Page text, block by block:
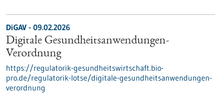
DiGAV - 09.02.2026
Digitale Gesundheitsanwendungen-
Verordnung
https://regulatorik-gesundheitswirtschaft.bio-
pro.de/regulatorik-lotse/digitale-gesundheitsanwendungen-
verordnung